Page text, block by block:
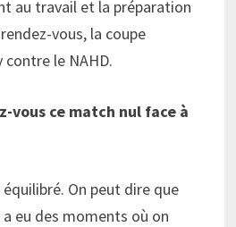
au travail et la préparation
vous, la coupe
contre le NAHD.
vous ce match nul face à
On peut dire que
eu des moments où on